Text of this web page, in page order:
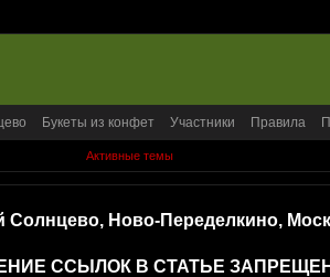
Букеты из конфет Участники Правила
Активные темы
Солнцево, Ново-Переделкино,
ССЫЛОК В СТАТЬЕ